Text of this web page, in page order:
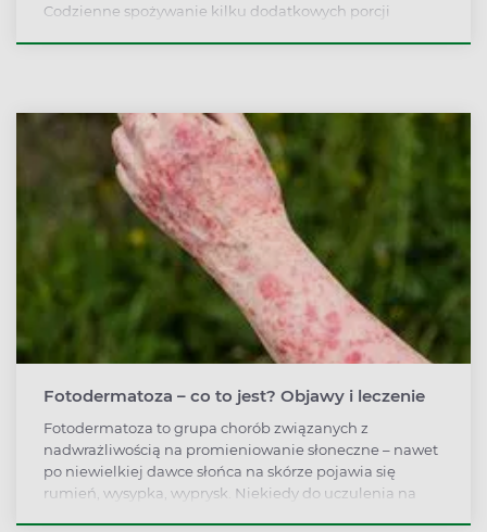
Codzienne spożywanie kilku dodatkowych porcji
Fotodermatoza – co to jest? Objawy i leczenie
Fotodermatoza to grupa chorób związanych z
nadwrażliwością na promieniowanie słoneczne – nawet
po niewielkiej dawce słońca na skórze pojawia się
rumień, wysypka, wyprysk. Niekiedy do uczulenia na